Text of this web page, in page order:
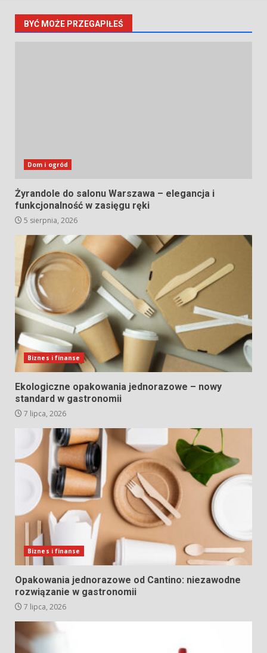
BYĆ MOŻE PRZEGAPIŁEŚ
Dom i ogród
Żyrandole do salonu Warszawa – elegancja i
funkcjonalność w zasięgu ręki
5 sierpnia, 2026
Biznes i finanse
Ekologiczne opakowania jednorazowe – nowy
standard w gastronomii
7 lipca, 2026
Biznes i finanse
Opakowania jednorazowe od Cantino: niezawodne
rozwiązanie w gastronomii
7 lipca, 2026